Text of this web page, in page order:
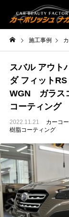
施工事例
スバル アウ
ダ フィット
WGN ガラス
コーティング
2022.11.21 カーコ
樹脂コーティング